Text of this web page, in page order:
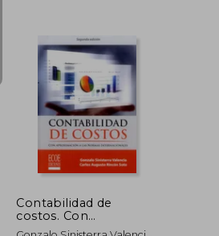
$ 55.77
$ 30.67
Contabilidad de
costos. Con
aproximación a las